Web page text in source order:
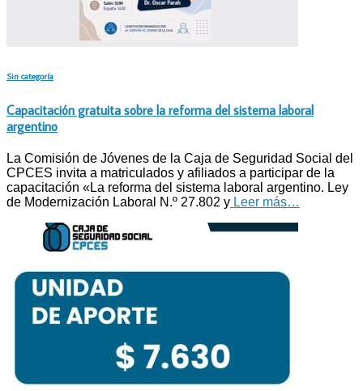
Sin categoría
Capacitación gratuita sobre la reforma del sistema laboral
argentino
La Comisión de Jóvenes de la Caja de Seguridad Social del
CPCES invita a matriculados y afiliados a participar de la
capacitación «La reforma del sistema laboral argentino. Ley
de Modernización Laboral N.º 27.802 y Leer más…